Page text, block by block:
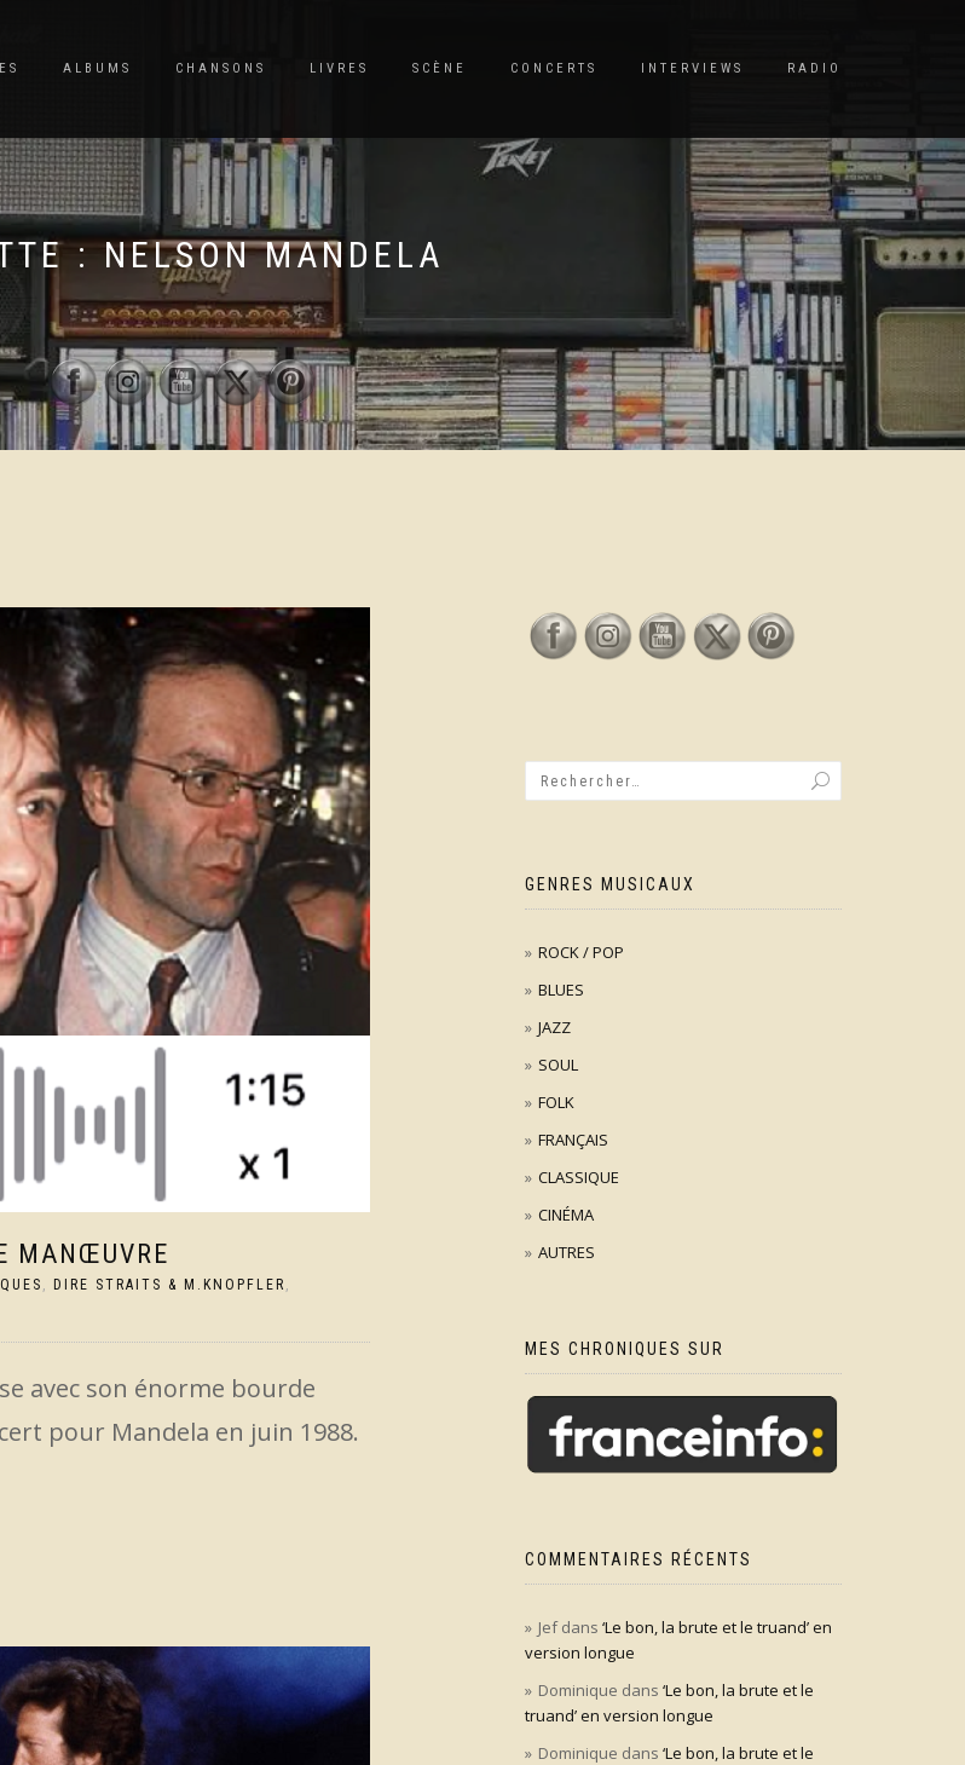
ALBUMS CHANSONS LIVRES SCÈNE CONCERTS INTERVIEWS RADIO
:NELSON MANDELA
MANŒUVRE
, DIRE STRAITS & M.KNOPFLER ,
avec son énorme bourde
pour Mandela en juin 1988.
GENRES MUSICAUX
ROCK / POP
BLUES
JAZZ
SOUL
FOLK
FRANÇAIS
CLASSIQUE
CINÉMA
AUTRES
MES CHRONIQUES SUR
COMMENTAIRES RÉCENTS
Jefdans ‘Le bon, la brute et le truand’ en
version longue
Dominique dans ‘Le bon, la brute et le
truand’ en version longue
Dominique dans ‘Le bon, la brute et le